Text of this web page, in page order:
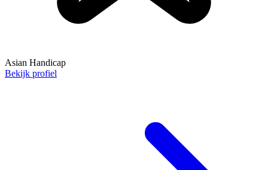
Asian Handicap
Bekijk profiel